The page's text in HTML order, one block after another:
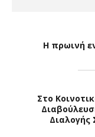
Η πρωινή
Στο